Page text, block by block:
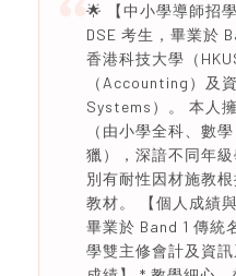
🌟 【中小學導師招
DSE 考生，畢業於
香港科技大學（
（Accounting）及
Systems）。 本人
（由小學全科、數
獵），深諳不同年
別有耐性因材施教
教材。 【個人成績
畢業於 Band 1 傳統
學雙主修會計及資